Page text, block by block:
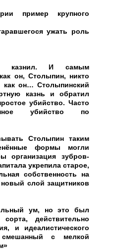
пример крупного
ужать роль
казнил. И самым
он, Столыпин, никто
как он… Столыпинский
казнь и обратил
убийство. Часто
убийство по
Столыпин таким
формы могли
организация зубров-
укрепила старое,
собственность на
слой защитников
ум, но это был
действительно
и идеалистического
с мелкой